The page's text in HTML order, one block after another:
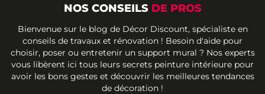
NOS CONSEILS DE PROS
Bienvenue sur le blog de Décor Discount, spécialiste en
conseils de travaux et rénovation ! Besoin d'aide pour
choisir, poser ou entretenir un support mural ? Nos experts
vous libèrent ici tous leurs secrets peinture intérieure pour
avoir les bons gestes et découvrir les meilleures tendances
de décoration !